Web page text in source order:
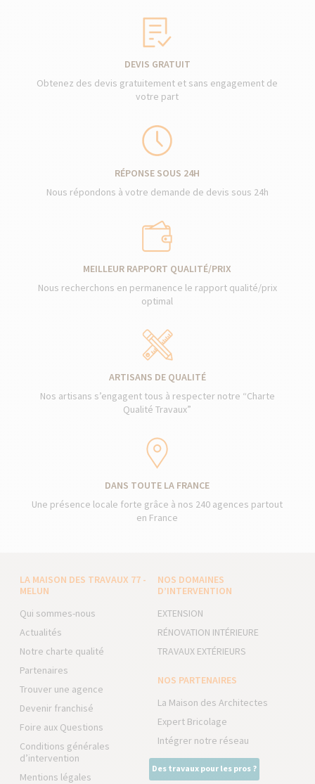
DEVIS GRATUIT
Obtenez des devis gratuitement et sans engagement de
votre part
RÉPONSE SOUS 24H
Nous répondons à votre demande de devis sous 24h
MEILLEUR RAPPORT QUALITÉ/PRIX
Nous recherchons en permanence le rapport qualité/prix
optimal
ARTISANS DE QUALITÉ
Nos artisans s’engagent tous à respecter notre “Charte
Qualité Travaux”
DANS TOUTE LA FRANCE
Une présence locale forte grâce à nos 240 agences partout
en France
LA MAISON DES TRAVAUX 77 -
MELUN
Qui sommes-nous
Actualités
Notre charte qualité
Partenaires
Trouver une agence
Devenir franchisé
Foire aux Questions
Conditions générales
d’intervention
Mentions légales
NOS DOMAINES
D’INTERVENTION
EXTENSION
RÉNOVATION INTÉRIEURE
TRAVAUX EXTÉRIEURS
NOS PARTENAIRES
La Maison des Architectes
Expert Bricolage
Intégrer notre réseau
Des travaux pour les pros ?